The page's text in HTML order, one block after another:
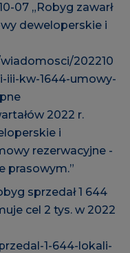
07 „Robyg zawarł
deweloperskie i
202210
iii-kw-1644-umowy-
2022 r.
i
rezerwacyjne -
prasowym.”
sprzedał 1 644
cel 2 tys. w 2022
1-644-lokali-